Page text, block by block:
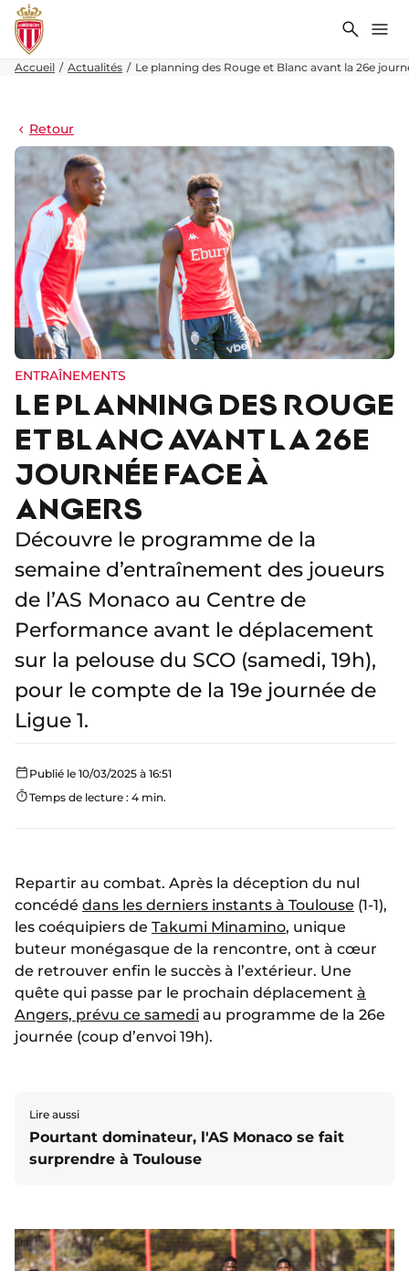
Accueil Actualités Le planning des Rouge et Blanc avant la 26e
Retour
ENTRAÎNEMENTS
LE PLANNING DES ROUGE
ET BLANC AVANT LA 26E
JOURNÉE FACE À
ANGERS
Découvre le programme de la
semaine d’entraînement des joueurs
de l’AS Monaco au Centre de
Performance avant le déplacement
sur la pelouse du SCO (samedi, 19h),
pour le compte de la 19e journée de
Ligue 1.
Publié le 10/03/2025 à 16:51
Temps de lecture : 4 min.
Repartir au combat. Après la déception du nul
concédé dans les derniers instants à Toulouse (1-1),
les coéquipiers de Takumi Minamino, unique
buteur monégasque de la rencontre, ont à cœur
de retrouver enfin le succès à l’extérieur. Une
quête qui passe par le prochain déplacement à
Angers, prévu ce samedi au programme de la 26e
journée (coup d’envoi 19h).
Lire aussi
Pourtant dominateur, l'AS Monaco se fait
surprendre à Toulouse